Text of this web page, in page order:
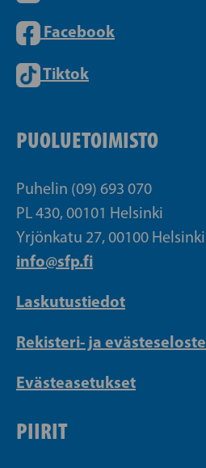
Facebook
Tiktok
PUOLUETOIMISTO
Puhelin (09) 693 070
PL 430, 00101 Helsinki
Yrjönkatu 27, 00100 Helsinki
info@sfp.fi
Laskutustiedot
Rekisteri- ja evästeseloste
Evästeasetukset
PIIRIT